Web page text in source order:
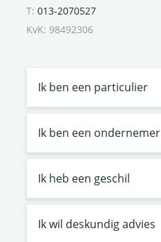
T: 013-2070527
KvK: 98492306
Ik ben een particulier
Ik ben een ondernemer
Ik heb een geschil
Ik wil deskundig advies